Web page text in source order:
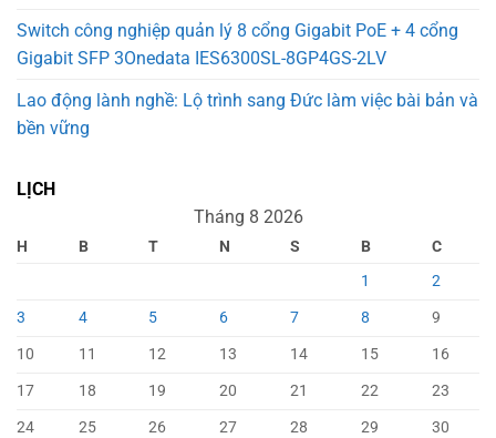
Switch công nghiệp quản lý 8 cổng Gigabit PoE + 4 cổng
Gigabit SFP 3Onedata IES6300SL-8GP4GS-2LV
Lao động lành nghề: Lộ trình sang Đức làm việc bài bản và
bền vững
LỊCH
Tháng 8 2026
H B T N S B
C
1
2
3
4 5 6 7 8
9
10
11 12 13 14 15
16
17
18 19 20 21 22
23
24
25 26 27 28 29
30